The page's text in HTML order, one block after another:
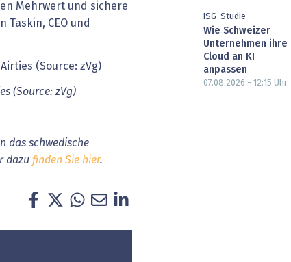
Mehrwert und sichere
CEO und
(Source: zVg)
das schwedische
dazu finden Sie hier.
ISG-Studie
Wie Schweizer
Unternehmen ihre
Cloud an KI
anpassen
07.08.2026 - 12:15 Uhr